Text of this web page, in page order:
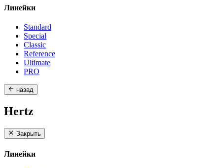
Линейки
Standard
Special
Classic
Reference
Ultimate
PRO
назад
Hertz
Закрыть
Линейки